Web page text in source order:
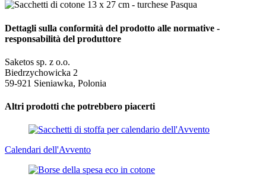
Dettagli sulla conformità del prodotto alle normative -
responsabilità del produttore
Saketos sp. z o.o.
Biedrzychowicka 2
59-921 Sieniawka, Polonia
Altri prodotti che potrebbero piacerti
Calendari dell'Avvento